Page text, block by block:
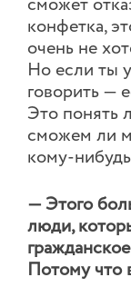
сможет
конфетка,
очень не
Но если ты
говорить —
Это понять
сможем ли
кому-
— Этого
люди,
Потому что